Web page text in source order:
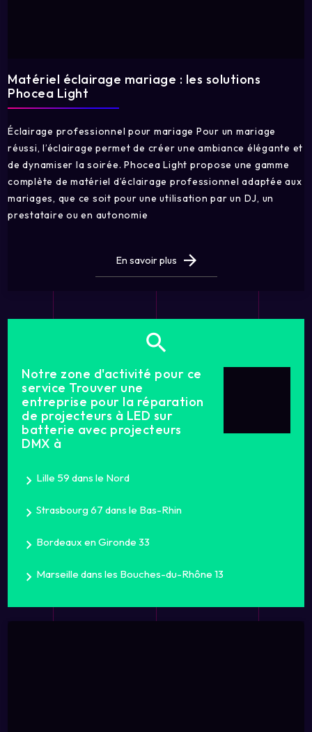
Matériel éclairage mariage : les solutions
Phocea Light
Éclairage professionnel pour mariage Pour un mariage
réussi, l’éclairage permet de créer une ambiance élégante et
de dynamiser la soirée. Phocea Light propose une gamme
complète de matériel d’éclairage professionnel adaptée aux
mariages, que ce soit pour une utilisation par un DJ, un
prestataire ou en autonomie
En savoir plus
Notre zone d'activité pour ce
service Trouver une
entreprise pour la réparation
de projecteurs à LED sur
batterie avec projecteurs
DMX à
Lille 59 dans le Nord
Strasbourg 67 dans le Bas-Rhin
Bordeaux en Gironde 33
Marseille dans les Bouches-du-Rhône 13